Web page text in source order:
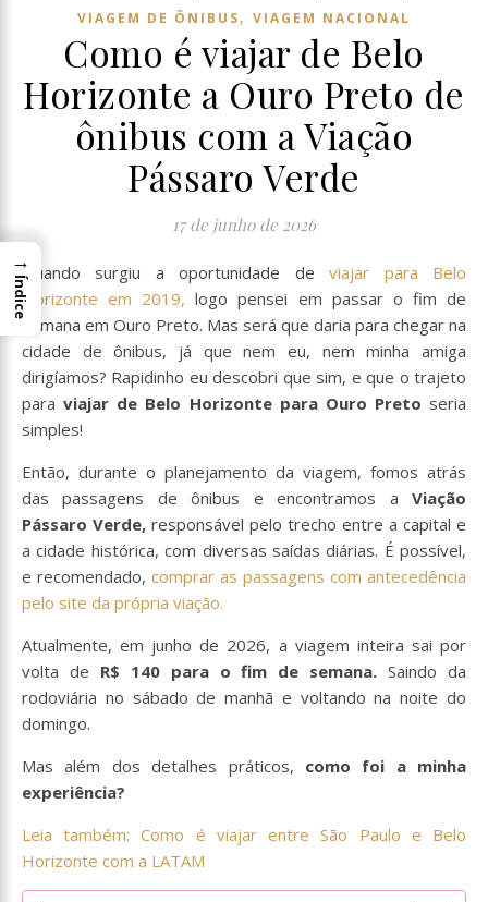
VIAGEM DE ÔNIBUS, VIAGEM NACIONAL
Como é viajar de Belo
Horizonte a Ouro Preto de
ônibus com a Viação
Pássaro Verde
17 de junho de 2026
Quando surgiu a oportunidade deviajar para Belo
Horizonte em 2019, logo pensei em passar o fim de
semana em Ouro Preto. Mas será que daria para chegar na
cidade de ônibus, já que nem eu, nem minha amiga
dirigíamos? Rapidinho eu descobri que sim, e que o trajeto
paraviajar de Belo Horizonte para Ouro Preto seria
simples!
Então, durante o planejamento da viagem, fomos atrás
das passagens de ônibus e encontramos a Viação
Pássaro Verde, responsável pelo trecho entre a capital e
a cidade histórica, com diversas saídas diárias. É possível,
e recomendado, comprar as passagens com antecedência
pelo site da própria viação.
Atualmente, em junho de 2026, a viagem inteira sai por
volta de R$ 140 para o fim de semana. Saindo da
rodoviária no sábado de manhã e voltando na noite do
domingo.
Mas além dos detalhes práticos, como foi a minha
experiência?
Leia também: Como é viajar entre São Paulo e Belo
Horizonte com a LATAM
→
Índice